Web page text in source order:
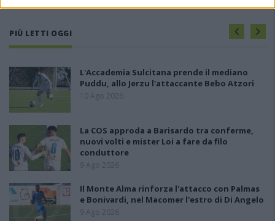
PIÙ LETTI OGGI
L'Accademia Sulcitana prende il mediano
Puddu, allo Jerzu l'attaccante Bebo Atzori
10 Ago 2026
La COS approda a Barisardo tra conferme,
nuovi volti e mister Loi a fare da filo
conduttore
9 Ago 2026
Il Monte Alma rinforza l'attacco con Palmas
e Bonivardi, nel Macomer l'estro di Di Angelo
9 Ago 2026